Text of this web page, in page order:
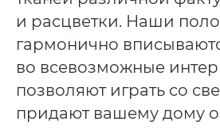
и расцветки. Наши
гармонично
во всевозможные
позволяют играть со
придают вашему дому